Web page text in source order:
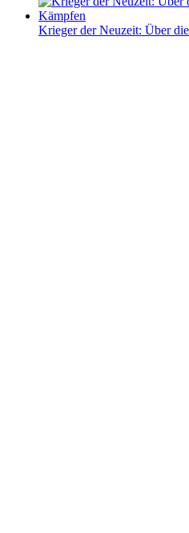
Krieger der Neuzeit: Über